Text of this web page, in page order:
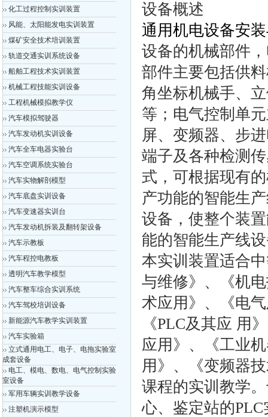
化工过程控制实训装置
风能、太阳能发电实训装置
煤矿安全技术培训装置
轨道交通实训系统设备
船舶工程技术实训装置
机械工程技能实训设备
工程机械模拟教学仪
汽车模拟驾驶器
汽车发动机实训设备
汽车全车电器实验台
汽车空调系统实验台
汽车实物解剖模型
汽车底盘实训设备
汽车变速器实训台
汽车发动机拆装及翻转架设备
汽车示教板
汽车程控电教板
透明汽车教学模型
汽车整车综合实训系统
汽车驾校培训设备
新能源汽车教学实训装置
汽车实验箱
立式通用电工、电子、电拖实验室
成套设备
电工、模电、数电、电气控制实验
室设备
军用车辆实训教学设备
注塑机演示模型
设备概述
通用机电设备安
设备的机械部件
部件主要包括供
角坐标机械手、
等；电气控制单
屏、变频器、步
端子及各种检测
式，可根据现有
产功能的智能生
设备，使整个装
能的智能生产线
本实训装置适合
与维修》、《机
术应用》、《电
《PLC及其应 用
应用》、《工业
用》、《变频器
课程的实训教学
心、鉴定站的